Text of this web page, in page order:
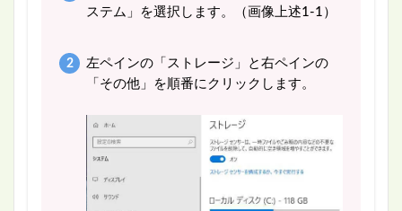
ステム」を選択します。（画像上述1-1）
左ペインの「ストレージ」と右ペインの
「その他」を順番にクリックします。